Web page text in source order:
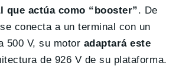
que actúa como “booster”. De
conecta a un terminal con un
500 V, su motor adaptará este
de 926 V de su plataforma.